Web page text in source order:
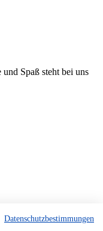
Spaß steht bei uns
Datenschutzbestimmungen